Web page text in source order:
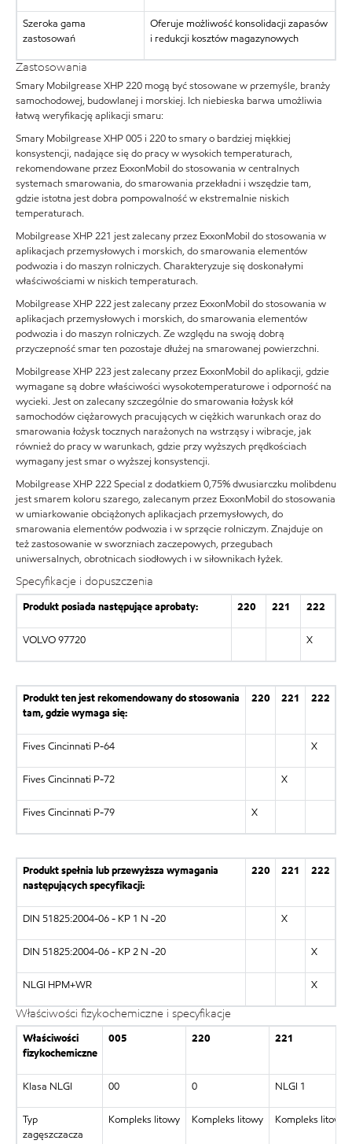
Szeroka gama
zastosowań
Oferuje możliwość konsolidacji zapasów
i redukcji kosztów magazynowych
Zastosowania
Smary Mobilgrease XHP 220 mogą być stosowane w przemyśle, branży
samochodowej, budowlanej i morskiej. Ich niebieska barwa umożliwia
łatwą weryfikację aplikacji smaru:
Smary Mobilgrease XHP 005 i 220 to smary o bardziej miękkiej
konsystencji, nadające się do pracy w wysokich temperaturach,
rekomendowane przez ExxonMobil do stosowania w centralnych
systemach smarowania, do smarowania przekładni i wszędzie tam,
gdzie istotna jest dobra pompowalność w ekstremalnie niskich
temperaturach.
Mobilgrease XHP 221 jest zalecany przez ExxonMobil do stosowania w
aplikacjach przemysłowych i morskich, do smarowania elementów
podwozia i do maszyn rolniczych. Charakteryzuje się doskonałymi
właściwościami w niskich temperaturach.
Mobilgrease XHP 222 jest zalecany przez ExxonMobil do stosowania w
aplikacjach przemysłowych i morskich, do smarowania elementów
podwozia i do maszyn rolniczych. Ze względu na swoją dobrą
przyczepność smar ten pozostaje dłużej na smarowanej powierzchni.
Mobilgrease XHP 223 jest zalecany przez ExxonMobil do aplikacji, gdzie
wymagane są dobre właściwości wysokotemperaturowe i odporność na
wycieki. Jest on zalecany szczególnie do smarowania łożysk kół
samochodów ciężarowych pracujących w ciężkich warunkach oraz do
smarowania łożysk tocznych narażonych na wstrząsy i wibracje, jak
również do pracy w warunkach, gdzie przy wyższych prędkościach
wymagany jest smar o wyższej konsystencji.
Mobilgrease XHP 222 Special z dodatkiem 0,75% dwusiarczku molibdenu
jest smarem koloru szarego, zalecanym przez ExxonMobil do stosowania
w umiarkowanie obciążonych aplikacjach przemysłowych, do
smarowania elementów podwozia i w sprzęcie rolniczym. Znajduje on
też zastosowanie w sworzniach zaczepowych, przegubach
uniwersalnych, obrotnicach siodłowych i w siłownikach łyżek.
Specyfikacje i dopuszczenia
Produkt posiada następujące aprobaty: 220 221 222
VOLVO 97720 X
Produkt ten jest rekomendowany do stosowania
tam, gdzie wymaga się:
220 221 222
Fives Cincinnati P-64 X
Fives Cincinnati P-72 X
Fives Cincinnati P-79 X
Produkt spełnia lub przewyższa wymagania
następujących specyfikacji:
220 221 222
DIN 51825:2004-06 - KP 1 N -20 X
DIN 51825:2004-06 - KP 2 N -20 X
NLGI HPM+WR X
Właściwości fizykochemiczne i specyfikacje
Właściwości
fizykochemiczne
005 220 221
Klasa NLGI 00 0 NLGI 1
Typ
zagęszczacza
Kompleks litowy Kompleks litowy Kompleks litowy